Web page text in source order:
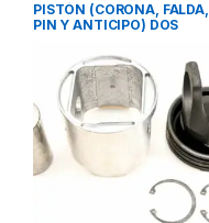
PISTÓN (CORONA, FALDA,
PIN Y ANTICIPO) DOS
MAC III) – 215SB231A